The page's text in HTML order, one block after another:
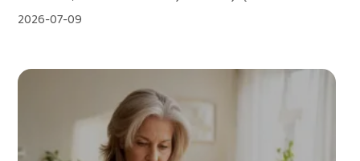
2026-07-09